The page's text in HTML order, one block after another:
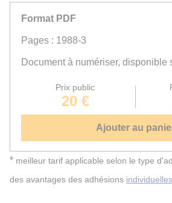
Format PDF
Pages : 1988-3
Document à numériser, disponible
Prix public
20 €
Ajouter au
* meilleur tarif applicable selon le type
des avantages des adhésions individuelles